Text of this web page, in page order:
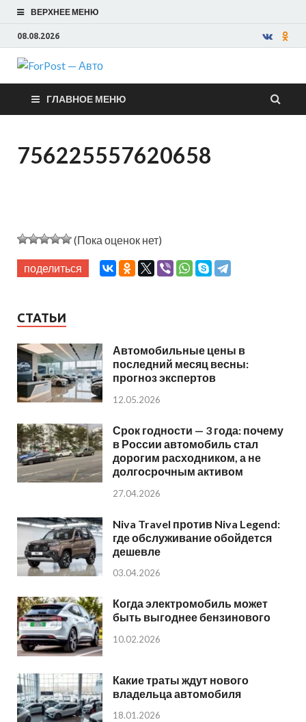
ВЕРХНЕЕ МЕНЮ
08.08.2026
ForPost —
Авто
ГЛАВНОЕ МЕНЮ
756225557620658
(Пока оценок нет)
поделиться
СТАТЬИ
Автомобильные цены в
последний месяц весны:
прогноз экспертов
12.05.2026
Срок годности — 3 года: почему
в России автомобиль стал
дорогим расходником, а не
долгосрочным активом
27.04.2026
Niva Travel против Niva Legend:
где обслуживание обойдется
дешевле
03.04.2026
Когда электромобиль может
быть выгоднее бензинового
10.02.2026
Какие траты ждут нового
владельца автомобиля
18.01.2026